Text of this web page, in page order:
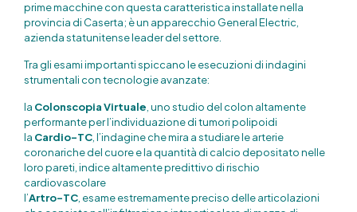
prime macchine con questa caratteristica installate nella
provincia di Caserta; è un apparecchio General Electric,
azienda statunitense leader del settore.
Tra gli esami importanti spiccano le esecuzioni di indagini
strumentali con tecnologie avanzate:
la Colonscopia Virtuale , uno studio del colon altamente
performante per l’individuazione di tumori polipoidi
la Cardio-TC , l’indagine che mira a studiare le arterie
coronariche del cuore e la quantità di calcio depositato nelle
loro pareti, indice altamente predittivo di rischio
cardiovascolare
l’Artro-TC , esame estremamente preciso delle articolazioni